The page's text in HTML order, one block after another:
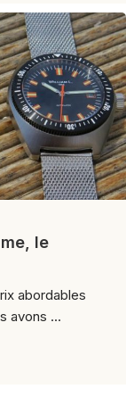
le
abordables
avons ...